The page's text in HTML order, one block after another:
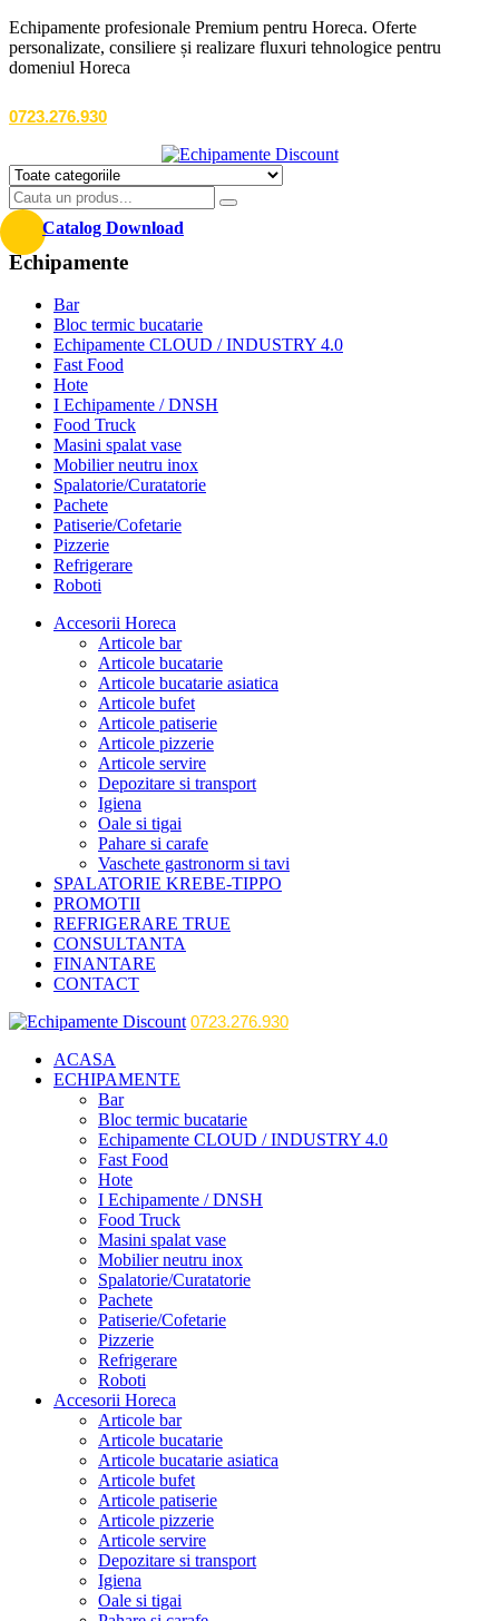
Echipamente profesionale Premium pentru Horeca. Oferte
personalizate, consiliere și realizare fluxuri tehnologice pentru
domeniul Horeca
0723.276.930
Catalog Download
Echipamente
Bar
Bloc termic bucatarie
Echipamente CLOUD / INDUSTRY 4.0
Fast Food
Hote
I Echipamente / DNSH
Food Truck
Masini spalat vase
Mobilier neutru inox
Spalatorie/Curatatorie
Pachete
Patiserie/Cofetarie
Pizzerie
Refrigerare
Roboti
Accesorii Horeca
Articole bar
Articole bucatarie
Articole bucatarie asiatica
Articole bufet
Articole patiserie
Articole pizzerie
Articole servire
Depozitare si transport
Igiena
Oale si tigai
Pahare si carafe
Vaschete gastronorm si tavi
SPALATORIE KREBE-TIPPO
PROMOTII
REFRIGERARE TRUE
CONSULTANTA
FINANTARE
CONTACT
0723.276.930
ACASA
ECHIPAMENTE
Bar
Bloc termic bucatarie
Echipamente CLOUD / INDUSTRY 4.0
Fast Food
Hote
I Echipamente / DNSH
Food Truck
Masini spalat vase
Mobilier neutru inox
Spalatorie/Curatatorie
Pachete
Patiserie/Cofetarie
Pizzerie
Refrigerare
Roboti
Accesorii Horeca
Articole bar
Articole bucatarie
Articole bucatarie asiatica
Articole bufet
Articole patiserie
Articole pizzerie
Articole servire
Depozitare si transport
Igiena
Oale si tigai